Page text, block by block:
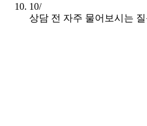
10/
상담 전 자주 물어보시는